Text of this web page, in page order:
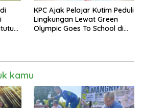
KPC Ajak Pelajar Kutim Peduli
Lingkungan Lewat Green
Olympic Goes To School di
kamu